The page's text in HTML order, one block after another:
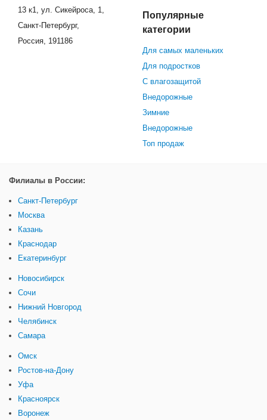
13 к1, ул. Сикейроса, 1,
Санкт-Петербург,
Россия, 191186
Популярные
категории
Для самых маленьких
Для подростков
С влагозащитой
Внедорожные
Зимние
Внедорожные
Топ продаж
Филиалы в России:
Санкт-Петербург
Москва
Казань
Краснодар
Екатеринбург
Новосибирск
Сочи
Нижний Новгород
Челябинск
Самара
Омск
Ростов-на-Дону
Уфа
Красноярск
Воронеж